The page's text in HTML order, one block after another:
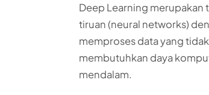
Deep Learning merupakan
tiruan (neural networks)
memproses data yang
membutuhkan daya
mendalam.